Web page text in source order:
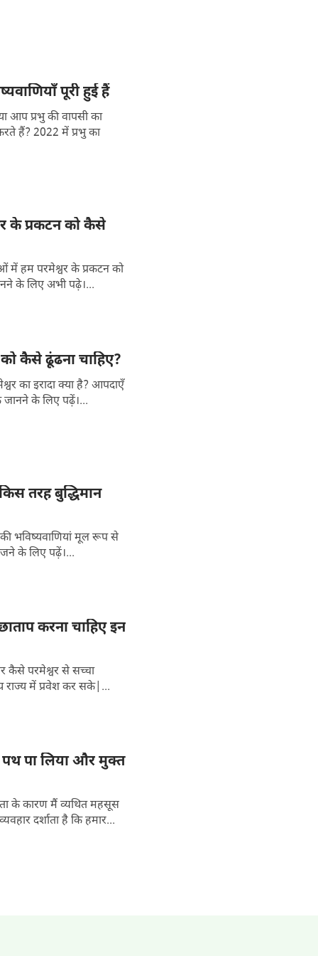
पूरी हुई हैं
आप प्रभु की वापसी का
प्रभु का
के प्रकटन को कैसे
में हम परमेश्वर के प्रकटन को
के लिए अभी पढ़े।...
कैसे ढूंढना चाहिए?
का इरादा क्या है? आपदाएँ
जानने के लिए पढ़ें।...
तरह बुद्धिमान
भविष्यवाणियां मूल रूप से
के लिए पढ़ें।...
करना चाहिए इन
कैसे परमेश्वर से सच्चा
राज्य में प्रवेश कर सके|...
पा लिया और मुक्त
वे नए कार्य करेंगे? क्या अच्छा व्यवहार दर्शाता है कि हमार...